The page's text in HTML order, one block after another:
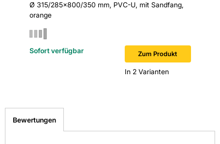
Ø 315/285x800/350 mm, PVC-U, mit Sandfang,
orange
Zum Produkt
In 2 Varianten
Sofort verfügbar
Bewertungen